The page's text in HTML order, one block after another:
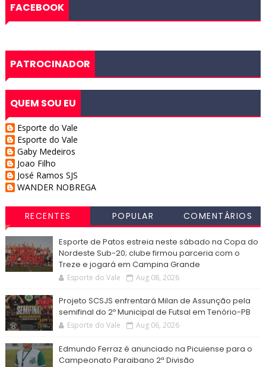
FACEBOOK
PATROCINADOR
QUEM SOU EU
Esporte do Vale
Esporte do Vale
Gaby Medeiros
Joao Filho
José Ramos SJS
WANDER NOBREGA
RECENTES POPULAR COMENTÁRIOS
Esporte de Patos estreia neste sábado na Copa do
Nordeste Sub-20; clube firmou parceria com o
Treze e jogará em Campina Grande
Esporte do Vale Aug 08, 2026
Projeto SCSJS enfrentará Milan de Assunção pela
semifinal do 2º Municipal de Futsal em Tenório-PB
Esporte do Vale Aug 06, 2026
Edmundo Ferraz é anunciado na Picuiense para o
Campeonato Paraibano 2ª Divisão